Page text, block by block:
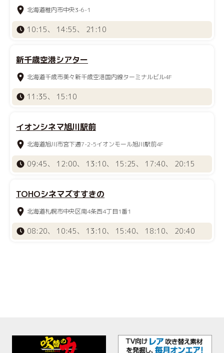
北海道稚内市中央3-6-1
10:15、 14:55、 21:10
新千歳空港シアター
北海道千歳市美々新千歳空港国内線ターミナルビル4F
11:35、 15:10
イオンシネマ旭川駅前
北海道旭川市宮下通7-2-5イオンモール旭川駅前4F
09:45、 12:00、 13:10、 15:25、 17:40、 20:15
TOHOシネマズすすきの
北海道札幌市中央区南4条西4丁目1番1
08:20、 10:45、 13:10、 15:40、 18:10、 20:40